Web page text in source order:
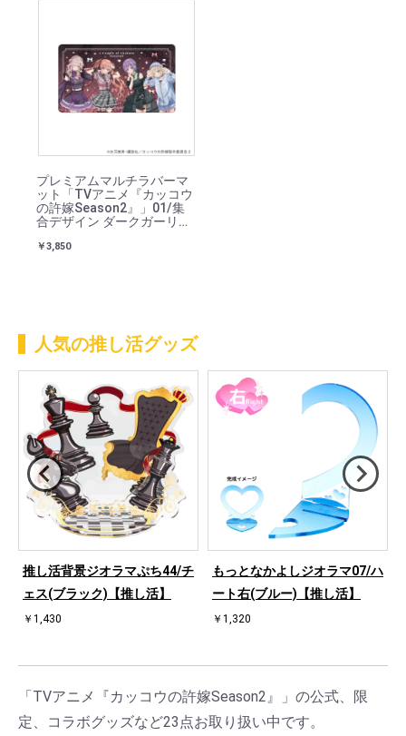
プレミアムマルチラバーマ
ット「TVアニメ『カッコウ
の許嫁Season2』」01/集
合デザイン ダークガーリー
￥3,850
人気の推し活グッズ
推し活背景ジオラマぷち44/チ
ェス(ブラック)【推し活】
￥1,430
もっとなかよしジオラマ07/ハ
ート右(ブルー)【推し活】
￥1,320
「TVアニメ『カッコウの許嫁Season2』」の公式、限
定、コラボグッズなど23点お取り扱い中です。